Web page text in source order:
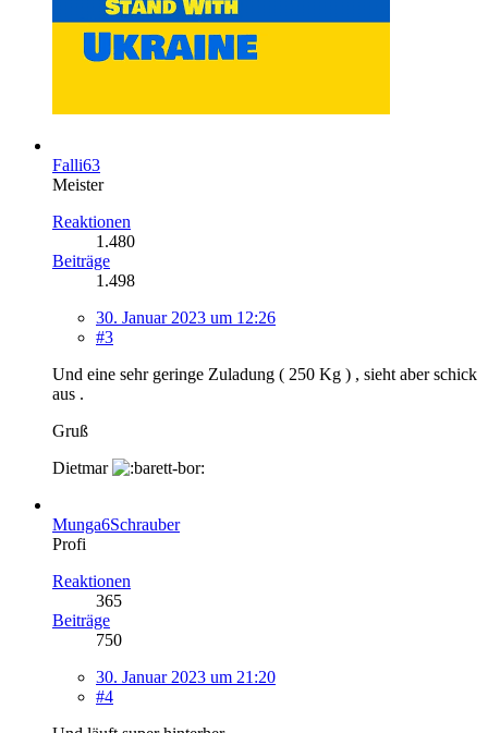
Falli63
Meister
Reaktionen
1.480
Beiträge
1.498
30. Januar 2023 um 12:26
#3
Und eine sehr geringe Zuladung ( 250 Kg ) , sieht aber schick
aus .
Gruß
Dietmar
Munga6Schrauber
Profi
Reaktionen
365
Beiträge
750
30. Januar 2023 um 21:20
#4